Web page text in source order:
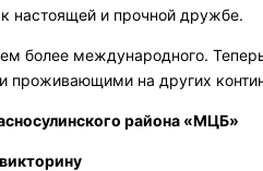
настоящей и прочной дружбе.
более международного.
проживающими на других
района «МЦБ»
викторину